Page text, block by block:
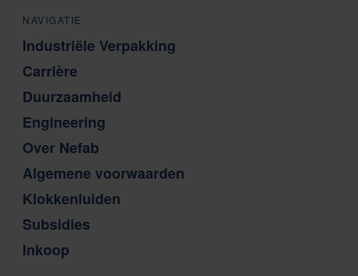
NAVIGATIE
Industriële Verpakking
Carrière
Duurzaamheid
Engineering
Over Nefab
Algemene voorwaarden
Klokkenluiden
Subsidies
Inkoop